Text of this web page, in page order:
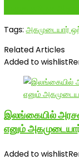
Tags: அகமுடையார்
Related Articles
Added to wishlist
இலங்கையில்
எனும்
Added to wishlist